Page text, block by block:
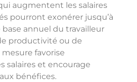
augmentent les salaires
pourront exonérer jusqu’à
base annuel du travailleur
productivité ou de
favorise
salaires et encourage
bénéfices.